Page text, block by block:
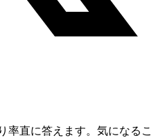
率直に答えます。気になるこ